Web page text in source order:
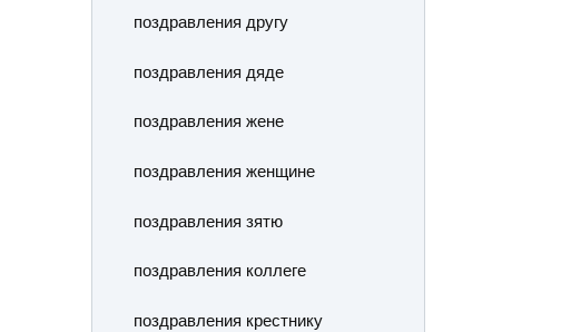
поздравления другу
поздравления дяде
поздравления жене
поздравления женщине
поздравления зятю
поздравления коллеге
поздравления крестнику